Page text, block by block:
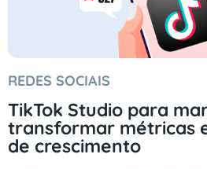
REDES SOCIAIS
TikTok Studio para
transformar métricas
de crescimento